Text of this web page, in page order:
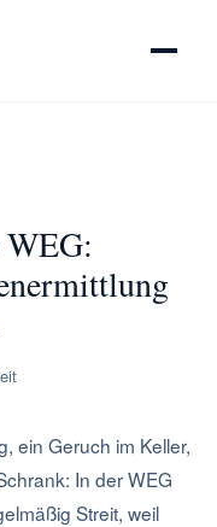
WEG:
ein Geruch im Keller,
In der WEG
Streit, weil